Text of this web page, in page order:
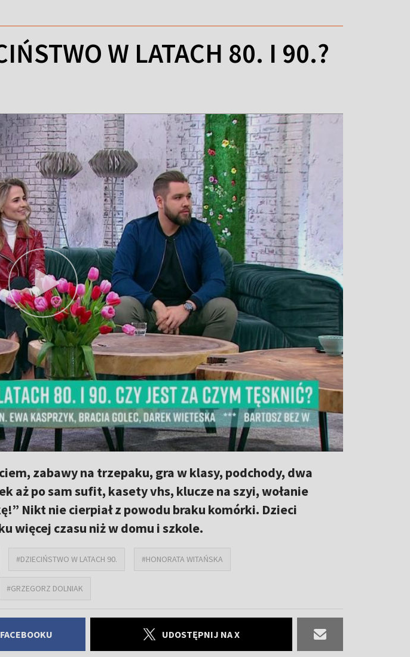
W LATACH 80. I 90.?
zabawy na trzepaku, gra w klasy, podchody, dwa
aż po sam sufit, kasety vhs, klucze na szyi, wołanie
Nikt nie cierpiał z powodu braku komórki. Dzieci
więcej czasu niż w domu i szkole.
#DZIECIŃSTWO W LATACH 90. #HONORATA WITAŃSKA
#GRZEGORZ DOLNIAK
UDOSTĘPNIJ NA X